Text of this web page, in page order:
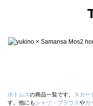
ボトムスの商品一覧です。 スカー
す。他にもシャツ・ブラウスやカ